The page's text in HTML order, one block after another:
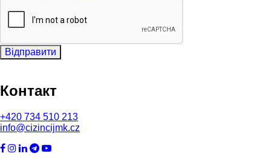
Відправити
Контакт
+420 734 510 213
info@cizincijmk.cz